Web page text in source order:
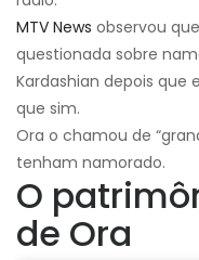
MTV News observou
questionada sobre
Kardashian depois que
que sim.
Ora o chamou de
tenham namorado.
O
de Ora